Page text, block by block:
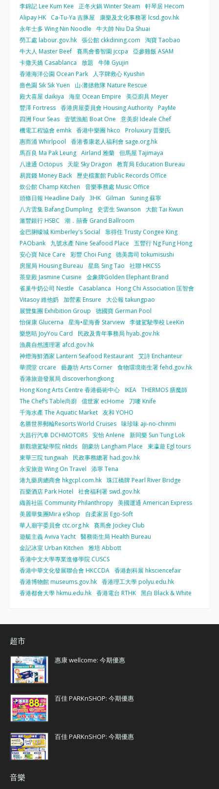
李錦記 Lee Kum Kee 正冬火鍋 Winter Steam
軒琴居 Hecom
Alipay HK
Ca-Tu-Ya 吉豚屋
康樂及文化事務署 lcsd.gov.hk
永年士多 Wing Nin Noodle
牛大帥 Niu Da Shuai
勞工處 labour.gov.hk 張公館 ckkdining.com
淘寶 Taobao
牛大人 Master Beef 賽馬會耆智園 jccpa
亞參雞飯 ASAM
卡撒天嬌 Casablanca
放題
牛陣 Gyujin
香港海洋公園 Ocean Park
人字牌救心 Kyushin
嗇色園 Sik Sik Yuen
山‧灘拯救隊 Nature Rescue
殿大喜屋 daikiya
海皇 Ocean Empire
美亞廚具 Meyer
豐澤 Fortress 香港房屋委員會 Housing Authority PayMe
四洲 Four Seas 壹號漁船 Boat One
意美廚 Ideale Chef
機電工程協會 emhk 香港中樂團 hkco
Proluxury 普樂氏
惠而浦 Whirlpool
香港耆康老人福利會 sage.org.hk
馬百良 Ma Pak Leung Airland 雅蘭 但馬屋 Tajimaya
八達通 Octopus
天龍 Sky Dragon
教育局 Education Bureau
易賞錢 Money Back
歷史檔案館 Public Records Office
炊公館 Champ Kitchen
音樂事務處 Music Office
頭條日報 Headline Daily 3HK Gilman
Suning 蘇寧
八方雲集 Bafang Dumpling
史雲生 Swanson
大館 Tai Kwun
滙豐銀行 HSBC
潮．囍薈 Grand Ballroom
金巴脷蠔城 Kimberley's Social
靠得住 Trusty Congee King
PAObank
九號水產 Nine Seafood Place
五豐行 Ng Fung Hong
安心寶 Nice Care
彩豐 Choi Fung 德美壽司 tokumisushi
房屋局 Housing Bureau
星島 Sing Tao
社聯 HKCSS
茶皇殿 Jasmine Cuisine
金象牌Golden Elephant Brand
雀巢牛奶公司 Nestle
Casablanca
Hong Chi Association 匡智會
Vitasoy 維他奶
加營素 Ensure
大公報 takungpao
展覽集團 Exhibition Group
德國寶 German Pool
怡保康 Glucerna
星海•星海薈 Starview 李健駕駛學校 LeeKin
樂悠咭 JoyYou Card
民政及青年事務局 hyab.gov.hk
漁農自然護理署 afcd.gov.hk
神燈海鮮酒家 Lantern Seafood Restaurant 艾詩 Enchanteur
華潤堂 crcare
藝趣坊 Arts Corner 食物環境衛生署 fehd.gov.hk
香港旅遊發展局 discoverhongkong
Hong Kong Arts Centre 香港藝術中心 IKEA THERMOS 膳魔師
The Chef’s Table尚廚 億世家 ecHome
刀嘜 Knife
千海水產 The Aquatic Market 友和 YOHO
名勝世界郵輪Resorts World Cruises 味珍味 aji-no-chinmi
大昌行汽車 DCHMOTORS 安怡 Anlene
新同樂 Sun Tung Lok
新觀塘駕駛學院 nktds 朗豪坊 Langham Place
東瀛遊 Egl tours
東華三院 tungwah
民政事務總署 had.gov.hk
永安旅遊 Wing On Travel
添寧 Tena
港九藥房總商會 hkgcpl.com.hk 珠江橋牌 Pearl River Bridge
百樂酒店 Park Hotel
社會福利署 swd.gov.hk
織善社區 Community Philanthropy 美國運通 American Express
美麗華集團Mira eShop
自柔家居 Ego-Soft
華人廟宇委員會 ctc.org.hk 賽馬會 Jockey Club
遊艇主義 Aviva Yacht 醫務衛生局 Health Bureau
金記冰室 Urban Kitchen
雅培 Abbott
香港中文大學專業進修學院 CUSCS
香港中華文化發展聯合會 HKCCDA 香港創科展 hksciencefair
香港博物館 museums.gov.hk 香港理工大學 polyu.edu.hk
香港都會大學 hkmu.edu.hk 香港電台 RTHK 黑白 Black & White
超市
惠康 wellcome: 今期優惠
百佳 PARKnSHOP: 今期優惠
百佳 PARKnSHOP: 今期優惠
音樂